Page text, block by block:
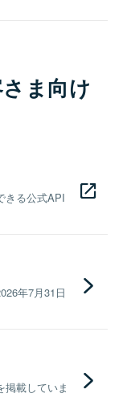
ま向け
きる公式API
年7月31日
載していま